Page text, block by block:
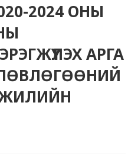
2024 ОНЫ
АРГА
ЖИЛИЙН